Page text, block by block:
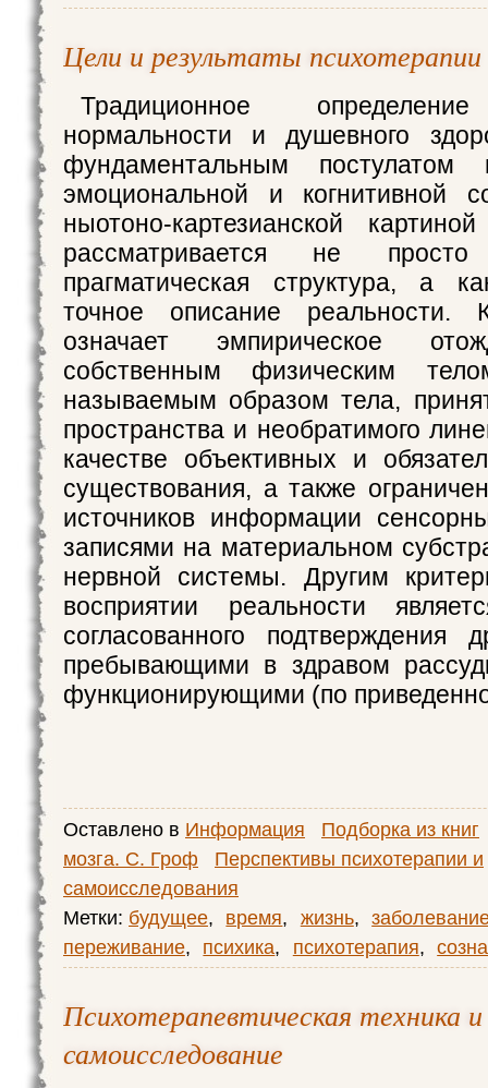
Цели и результаты психотерапии
Традиционное
нормальности и душевного
фундаментальным постулатом
эмоциональной и когнитивной
ныотоно-картезианской
рассматривается не
прагматическая структура, а
точное описание реальности.
означает эмпирическое
собственным физическим
называемым образом тела,
пространства и необратимого
качестве объективных и
существования, а также
источников информации
записями на материальном
нервной системы. Другим
восприятии реальности
согласованного подтверждения
пребывающими в здравом
функционирующими (по
Оставлено в Информация
Подборка из книг
мозга. С. Гроф
Перспективы психотерапии и
самоисследования
Метки: будущее, время, жизнь,
переживание, психика, психотерапия,
Психотерапевтическая техника и
самоисследование